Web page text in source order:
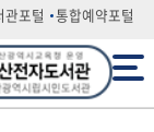
관포털 통합예약포털
전체메뉴